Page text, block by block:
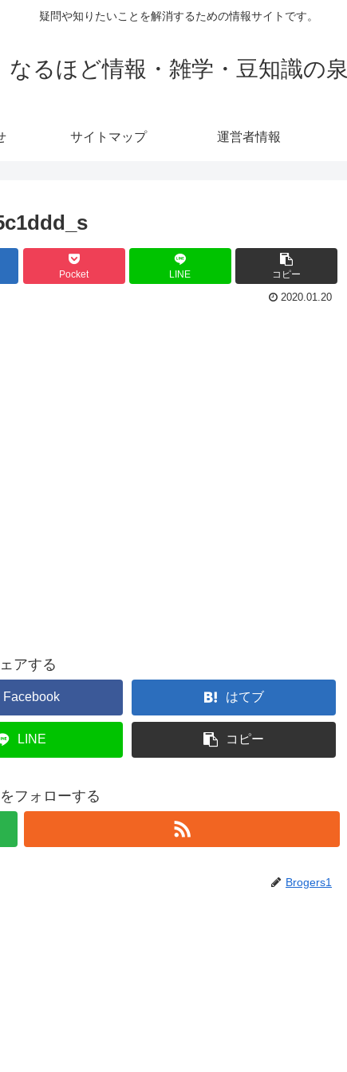
疑問や知りたいことを解消するための情報サイトです。
なるほど情報・雑学・豆知識の泉
サイトマップ 運営者情報
Pocket LINE コピー
2020.01.20
アする
Facebook はてブ
LINE コピー
フォローする
Brogers1